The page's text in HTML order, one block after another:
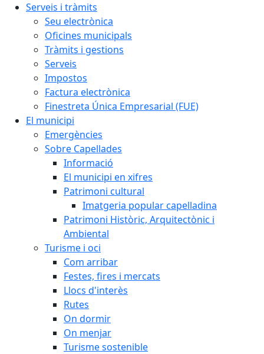
Serveis i tràmits
Seu electrònica
Oficines municipals
Tràmits i gestions
Serveis
Impostos
Factura electrònica
Finestreta Única Empresarial (FUE)
El municipi
Emergències
Sobre Capellades
Informació
El municipi en xifres
Patrimoni cultural
Imatgeria popular capelladina
Patrimoni Històric, Arquitectònic i
Ambiental
Turisme i oci
Com arribar
Festes, fires i mercats
Llocs d'interès
Rutes
On dormir
On menjar
Turisme sostenible